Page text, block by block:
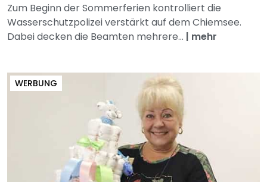
Zum Beginn der Sommerferien kontrolliert die
Wasserschutzpolizei verstärkt auf dem Chiemsee.
Dabei decken die Beamten mehrere... | mehr
WERBUNG